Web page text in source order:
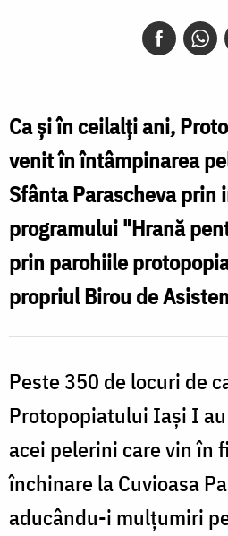
Ca şi în ceilalţi ani,
venit în întâmpinarea
Sfânta Parascheva prin
programului "Hrană
prin parohiile
propriul Birou de
Peste 350 de locuri de
Protopopiatului Iaşi I
acei pelerini care vin în
închinare la Cuvioasa
aducându-i mulţumiri